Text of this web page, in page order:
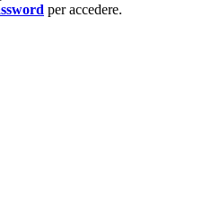
per accedere.